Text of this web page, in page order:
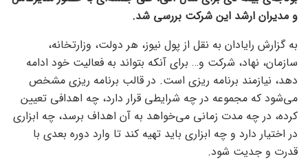
و مدیران ارشد این شرکت بررسی شد.
به گزارش رایادان به نقل از پول نیوز، هر دولت، وزارتخانه،
سازمان، نهاد، شرکت و… برای آنکه بتواند به فعالیت خود ادامه
دهد، نیازمند برنامه ریزی است. در قالب برنامه ریزی مشخص
می‌شود که مجموعه در چه شرایطی قرار دارد، چه اهدافی تعیین
کرده، در چه مدت زمانی می‌خواهد به آن اهداف برسد، چه ابزاری
در اختیار دارد و چه ابزاری باید تهیه کند تا وارد دوره بعدی با
قدرت و جدیت شود.